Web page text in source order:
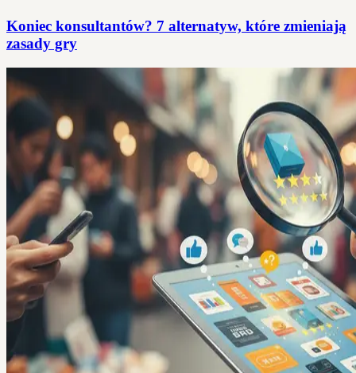
Koniec konsultantów? 7 alternatyw, które zmieniają
zasady gry